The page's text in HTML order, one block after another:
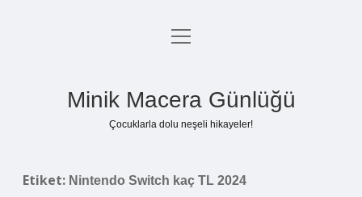
Anasayfa
menüyü
Minik Macera Günlüğü
Çocuklarla dolu neşeli hikayeler!
Etiket: Nintendo Switch kaç TL 2024